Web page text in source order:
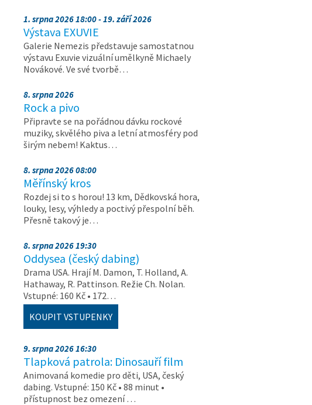
1. srpna 2026 18:00 - 19. září 2026
Výstava EXUVIE
Galerie Nemezis představuje samostatnou
výstavu Exuvie vizuální umělkyně Michaely
Novákové. Ve své tvorbě…
8. srpna 2026
Rock a pivo
Připravte se na pořádnou dávku rockové
muziky, skvělého piva a letní atmosféry pod
širým nebem! Kaktus…
8. srpna 2026 08:00
Měřínský kros
Rozdej si to s horou! 13 km, Dědkovská hora,
louky, lesy, výhledy a poctivý přespolní běh.
Přesně takový je…
8. srpna 2026 19:30
Oddysea (český dabing)
Drama USA. Hrají M. Damon, T. Holland, A.
Hathaway, R. Pattinson. Režie Ch. Nolan.
Vstupné: 160 Kč • 172…
KOUPIT VSTUPENKY
9. srpna 2026 16:30
Tlapková patrola: Dinosauří film
Animovaná komedie pro děti, USA, český
dabing. Vstupné: 150 Kč • 88 minut •
přístupnost bez omezení …